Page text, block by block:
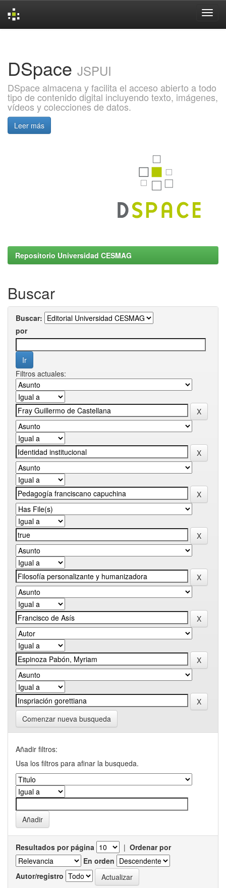
DSpace JSPUI
DSpace almacena y facilita el acceso abierto a todo
tipo de contenido digital incluyendo texto, imágenes,
vídeos y colecciones de datos.
Leer más
Repositorio Universidad CESMAG
Buscar
Buscar:
por
Filtros actuales:
Comenzar nueva busqueda
Añadir filtros:
Usa los filtros para afinar la busqueda.
Resultados por página | Ordenar por
En orden
Autor/registro